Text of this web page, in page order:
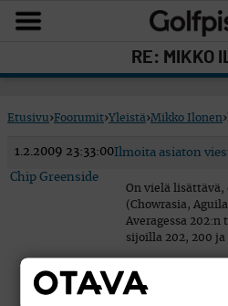
RE: MIKKO
Etusivu›Foorumit›Yleistä›Mikko Ilonen›
1.2.2009 23:33:00Ilmoita asiaton
Chip Greenside
On vielä lisättävä,
(Chowrasia,
Averagessa 202:n
sijoilla 202, 200 ja